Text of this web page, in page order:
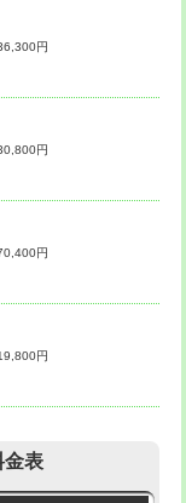
円
円
円
円
金表